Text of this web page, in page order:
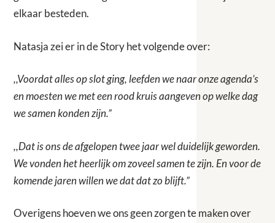
elkaar besteden.
Natasja zei er in de Story het volgende over:
,,Voordat alles op slot ging, leefden we naar onze agenda’s
en moesten we met een rood kruis aangeven op welke dag
we samen konden zijn.”
,,Dat is ons de afgelopen twee jaar wel duidelijk geworden.
We vonden het heerlijk om zoveel samen te zijn. En voor de
komende jaren willen we dat dat zo blijft.”
Overigens hoeven we ons geen zorgen te maken over